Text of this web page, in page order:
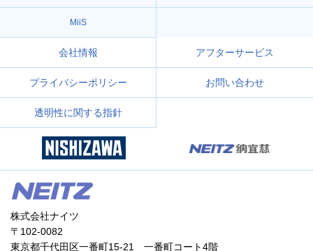
MiiS
会社情報 アフターサービス
プライバシーポリシー お問い合わせ
透明性に関する指針
株式会社ナイツ
〒102-0082
東京都千代田区一番町15-21 一番町コート4階